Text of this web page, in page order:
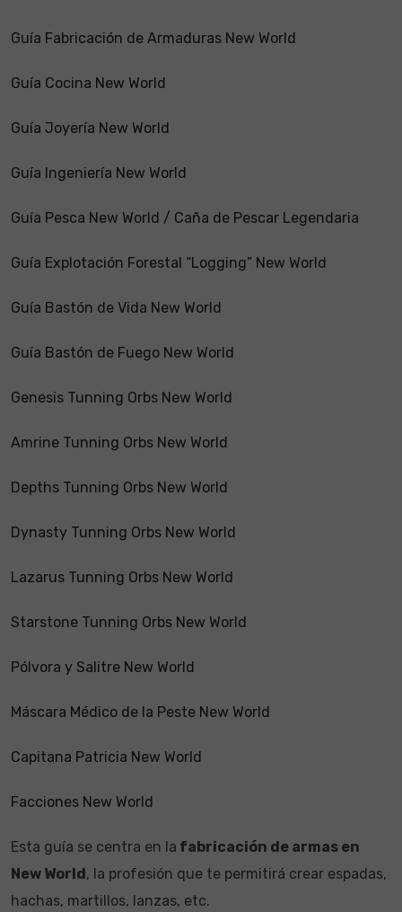
Guía Fabricación de Armaduras New World
Guía Cocina New World
Guía Joyería New World
Guía Ingeniería New World
Guía Pesca New World / Caña de Pescar Legendaria
Guía Explotación Forestal “Logging” New World
Guía Bastón de Vida New World
Guía Bastón de Fuego New World
Genesis Tunning Orbs New World
Amrine Tunning Orbs New World
Depths Tunning Orbs New World
Dynasty Tunning Orbs New World
Lazarus Tunning Orbs New World
Starstone Tunning Orbs New World
Pólvora y Salitre New World
Máscara Médico de la Peste New World
Capitana Patricia New World
Facciones New World
Esta guía se centra en la fabricación de armas en
New World, la profesión que te permitirá crear espadas,
hachas, martillos, lanzas, etc.